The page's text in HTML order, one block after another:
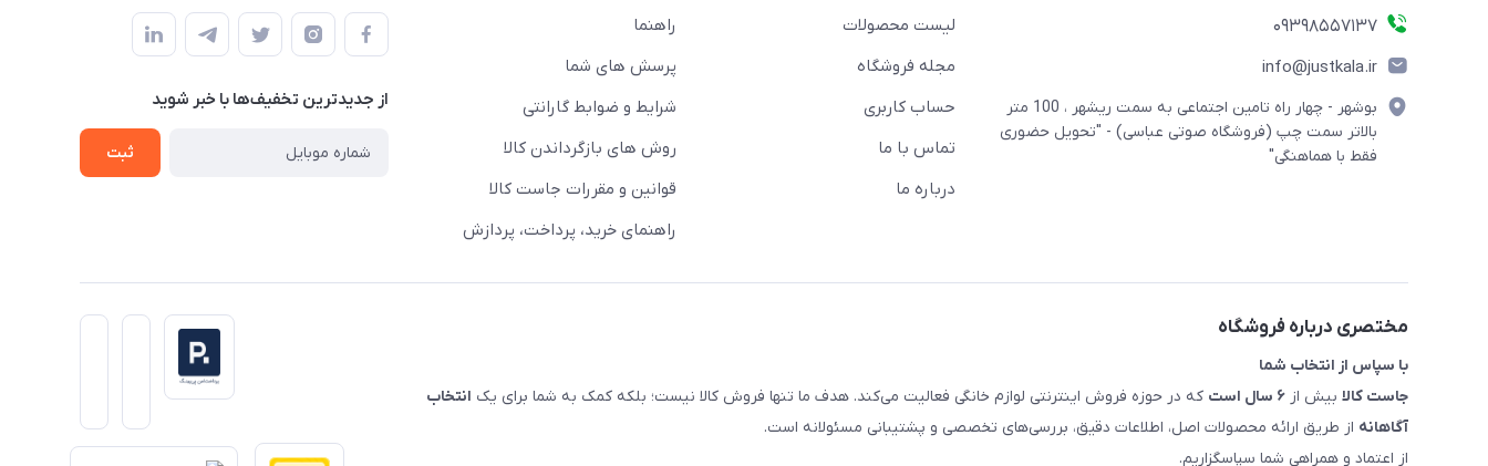
09398557137
info@justkala.ir
بوشهر - چهار راه تامین اجتماعی به سمت ریشهر ، 100 متر
بالاتر سمت چپ (فروشگاه صوتی عباسی) - "تحویل حضوری
فقط با هماهنگی"
لیست محصولات
مجله فروشگاه
حساب کاربری
تماس با ما
درباره ما
راهنما
پرسش های شما
شرایط و ضوابط گارانتی
روش های بازگرداندن کالا
قوانین و مقررات جاست کالا
راهنمای خرید، پرداخت، پردازش
از جدید‌ترین تخفیف‌ها با‌ خبر شوید
ثبت
مختصری درباره فروشگاه
با سپاس از انتخاب شما
جاست کالا بیش از ۶ سال است که در حوزه فروش اینترنتی لوازم خانگی فعالیت می‌کند. هدف ما تنها فروش کالا نیست؛ بلکه کمک به شما برای یک انتخاب
آگاهانه از طریق ارائه محصولات اصل، اطلاعات دقیق، بررسی‌های تخصصی و پشتیبانی مسئولانه است.
از اعتماد و همراهی شما سپاسگزاریم.